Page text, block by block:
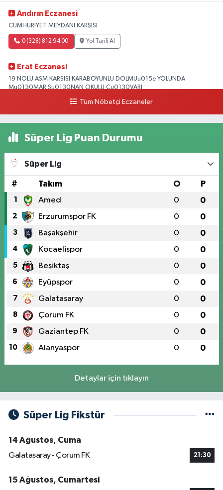
Andırın Eczanesi
CUMHURİYET MEYDANI KARŞISI
0 (328) 812 94 00 Yol Tarifi Al
Erat Eczanesi
19 NOLU ASM KARSISI KARABOYUNLU DOLMUu015e YOLUNDA
Mu0130MAR Su0130NAN OKULU Cu0130VARI
Yol Tarifi Al
Tüm Nöbetçi Eczaneler
Süper Lig Puan Durumu
Süper Lig
# Takım O P
1 Amed 0 0
2 Erzurumspor FK 0 0
3 Başakşehir 0 0
4 Kocaelispor 0 0
5 Beşiktaş 0 0
6 Eyüpspor 0 0
7 Galatasaray 0 0
8 Çorum FK 0 0
9 Gaziantep FK 0 0
10 Alanyaspor 0 0
Detaylar için tıklayın
Süper Lig Fikstür
14 Ağustos, Cuma
Galatasaray - Çorum FK
21:30
15 Ağustos, Cumartesi